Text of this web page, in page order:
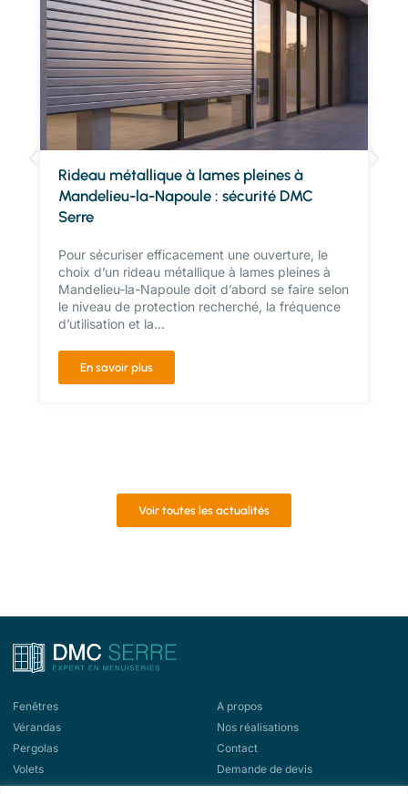
Rideau métallique à lames pleines à
Mandelieu-la-Napoule : sécurité DMC
Serre
Pour sécuriser efficacement une ouverture, le
choix d’un rideau métallique à lames pleines à
Mandelieu-la-Napoule doit d’abord se faire selon
le niveau de protection recherché, la fréquence
d’utilisation et la...
En savoir plus
Voir toutes les actualités
Fenêtres
Vérandas
Pergolas
Volets
Portes d'entrée
A propos
Nos réalisations
Contact
Demande de devis
Demande de rappel